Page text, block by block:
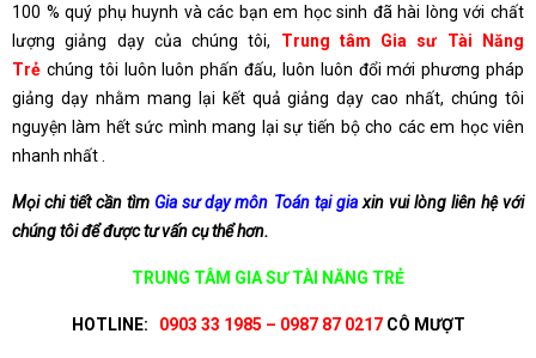
100 % quý phụ huynh và các bạn em học sinh đã hài lòng với chất
lượng giảng dạy của chúng tôi, Trung tâm Gia sư Tài Năng
Trẻ chúng tôi luôn luôn phấn đấu, luôn luôn đổi mới phương pháp
giảng dạy nhằm mang lại kết quả giảng dạy cao nhất, chúng tôi
nguyện làm hết sức mình mang lại sự tiến bộ cho các em học viên
nhanh nhất .
Mọi chi tiết cần tìm Gia sư dạy môn Toán tại giaxin vui lòng liên hệ với
chúng tôi để được tư vấn cụ thể hơn.
TRUNG TÂM GIA SƯ TÀI NĂNG TRẺ
HOTLINE: 0903 33 1985 – 0987 87 0217 CÔ MƯỢT